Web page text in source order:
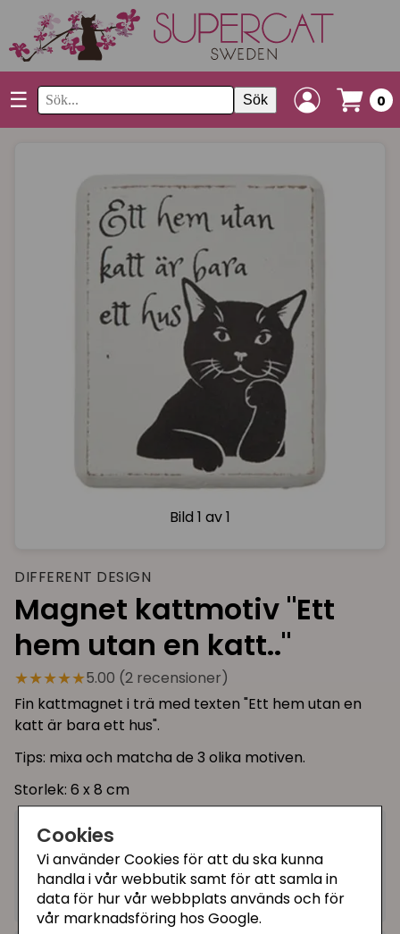
Cookies
Vi använder Cookies för att du ska kunna
handla i vår webbutik samt för att samla in
data för hur vår webbplats används och för
vår marknadsföring hos Google.
☰ Sök 0
Bild 1 av 1
DIFFERENT DESIGN
Magnet kattmotiv "Ett
hem utan en katt.."
★★★★★5.00 (2 recensioner)
Fin kattmagnet i trä med texten "Ett hem utan en
katt är bara ett hus".
Tips: mixa och matcha de 3 olika motiven.
Storlek: 6 x 8 cm
15 kr Utgått
Ej tillgänglig